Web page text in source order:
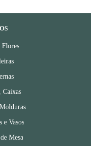
Flores
Caixas
e Vasos
Mesa